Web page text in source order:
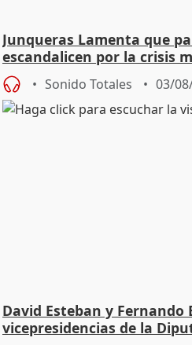
Junqueras Lamenta que
escandalicen por la crisis
Sonido Totales 03/
David Esteban y Fernando
vicepresidencias de la